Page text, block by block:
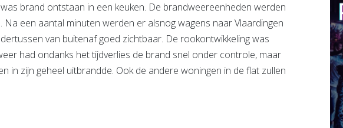
brand ontstaan in een keuken. De brandweereenheden werden
een aantal minuten werden er alsnog wagens naar Vlaardingen
van buitenaf goed zichtbaar. De rookontwikkeling was
had ondanks het tijdverlies de brand snel onder controle, maar
in zijn geheel uitbrandde. Ook de andere woningen in de flat zullen